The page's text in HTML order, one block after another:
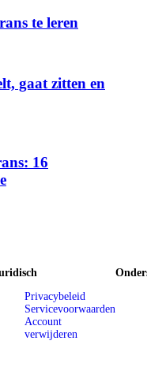
te leren
gaat zitten en
16
Privacybeleid
Servicevoorwaarden
Account
verwijderen